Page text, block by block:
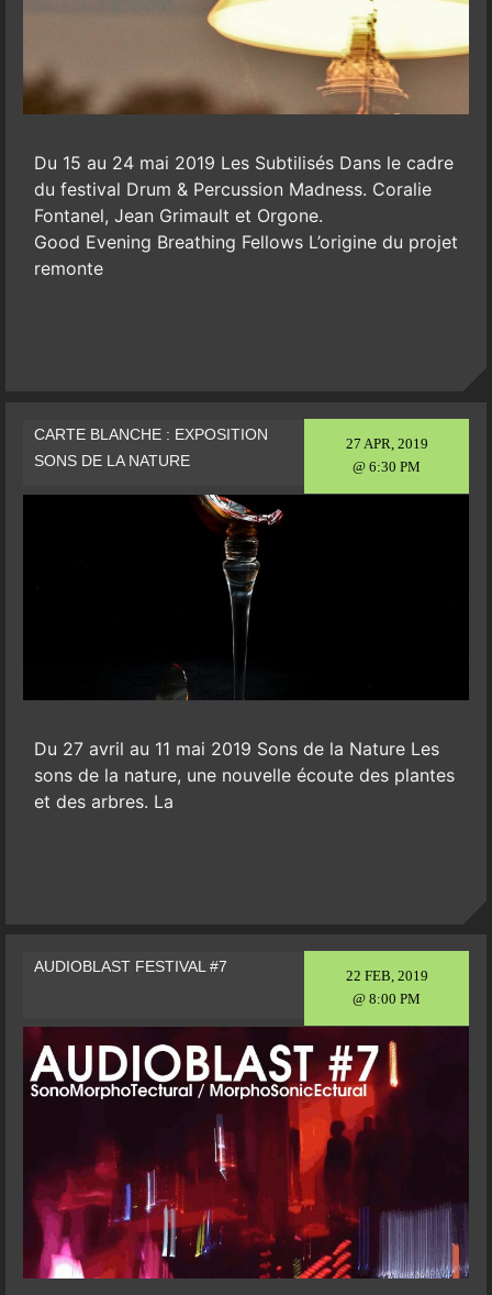
Du 15 au 24 mai 2019 Les Subtilisés Dans le cadre
du festival Drum & Percussion Madness. Coralie
Fontanel, Jean Grimault et Orgone.
Good Evening Breathing Fellows L’origine du projet
remonte
27 APR, 2019
@ 6:30 PM
CARTE BLANCHE : EXPOSITION
SONS DE LA NATURE
Du 27 avril au 11 mai 2019 Sons de la Nature Les
sons de la nature, une nouvelle écoute des plantes
et des arbres. La
22 FEB, 2019
@ 8:00 PM
AUDIOBLAST FESTIVAL #7